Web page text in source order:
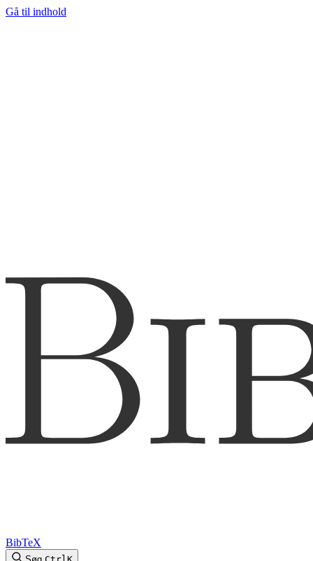
Gå til indhold
BibTeX